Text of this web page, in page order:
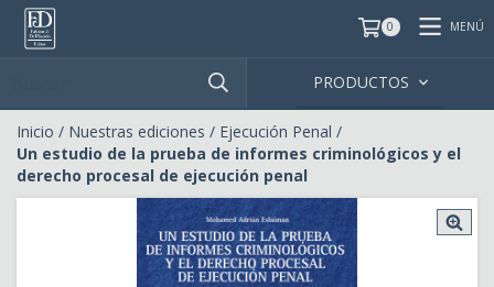
0 MENÚ
PRODUCTOS
Inicio / Nuestras ediciones / Ejecución Penal /
Un estudio de la prueba de informes criminológicos y el
derecho procesal de ejecución penal